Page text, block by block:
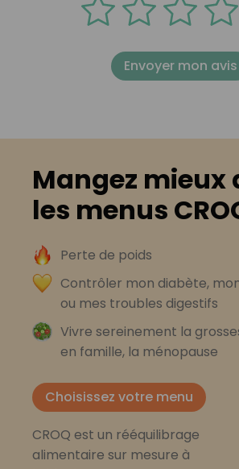
Envoyer mon avis
Mangez mieux
les menus
Perte de poids
Contrôler mon diabète,
ou mes troubles digestifs
Vivre sereinement la
en famille, la ménopause
Choisissez votre menu
CROQ est un rééquilibrage
alimentaire sur mesure à